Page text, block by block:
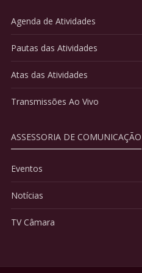
Agenda de Atividades
Pautas das Atividades
Atas das Atividades
Transmissões Ao Vivo
ASSESSORIA DE COMUNICAÇÃO
Eventos
Notícias
TV Câmara